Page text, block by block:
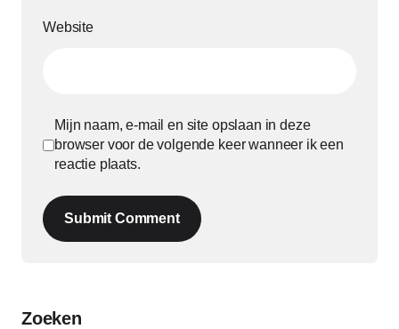
Website
Mijn naam, e-mail en site opslaan in deze
browser voor de volgende keer wanneer ik een
reactie plaats.
Submit Comment
Zoeken